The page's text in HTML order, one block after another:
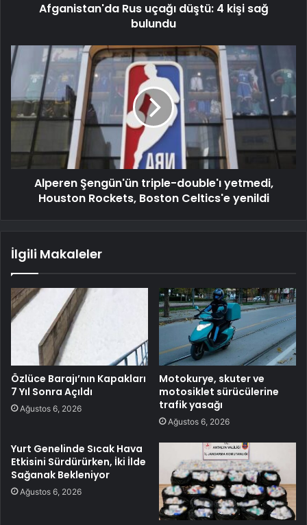
Afganistan'da Rus uçağı düştü: 4 kişi sağ
bulundu
Alperen Şengün'ün triple-double'ı yetmedi,
Houston Rockets, Boston Celtics'e yenildi
İlgili Makaleler
Özlüce Barajı’nın Kapakları
7 Yıl Sonra Açıldı
Ağustos 6, 2026
Motokurye, skuter ve
motosiklet sürücülerine
trafik yasağı
Ağustos 6, 2026
Yurt Genelinde Sıcak Hava
Etkisini Sürdürürken, İki İlde
Sağanak Bekleniyor
Ağustos 6, 2026